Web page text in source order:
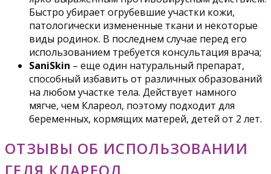
Быстро убирает огрубевшие участки кожи,
патологически измененные ткани и некоторые
виды родинок. В последнем случае перед его
использованием требуется консультация врача;
SaniSkin – еще один натуральный препарат,
способный избавить от различных образований
на любом участке тела. Действует намного
мягче, чем Клареол, поэтому подходит для
беременных, кормящих матерей, детей от 2 лет.
ОТЗЫВЫ ОБ ИСПОЛЬЗОВАНИИ
ГЕЛЯ КЛАРЕОЛ